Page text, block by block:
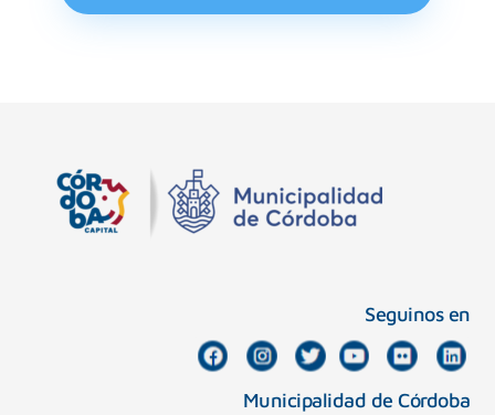
Seguinos en
Municipalidad de Córdoba